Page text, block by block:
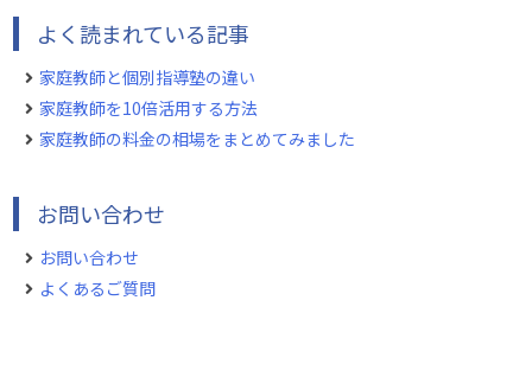
よく読まれている記事
家庭教師と個別指導塾の違い
家庭教師を10倍活用する方法
家庭教師の料金の相場をまとめてみました
お問い合わせ
お問い合わせ
よくあるご質問